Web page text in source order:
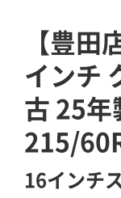
【豊田
インチ
古 25年
215/
16インチ